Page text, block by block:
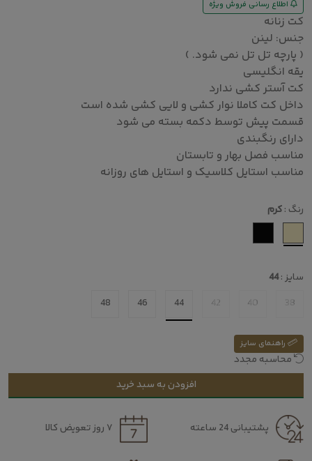
اطلاع رسانی فروش ویژه
کت زنانه
جنس: لینن
( پارچه تل تل نمی شود. )
یقه انگلیسی
کت آستر کشی ندارد
داخل کت کاملا نوار کشی و لایی کشی شده است
قسمت پیش توسط دکمه بسته می شود
دارای رنگبندی
مناسب فصل بهار و تابستان
مناسب استایل کلاسیک و استایل های روزانه
رنگ :کرم
سایز :44
38
40
42
44
46
48
راهنمای سایز
محاسبه مجدد
افزودن به سبد خرید
پشتیبانی 24 ساعته ۷ روز تعویض کالا